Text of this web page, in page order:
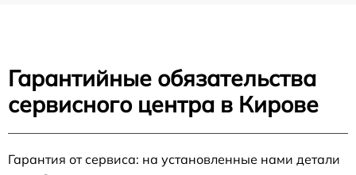
Гарантийные обязательства
сервисного центра в Кирове
Гарантия от сервиса: на установленные нами детали